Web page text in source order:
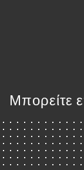
Μπορείτε